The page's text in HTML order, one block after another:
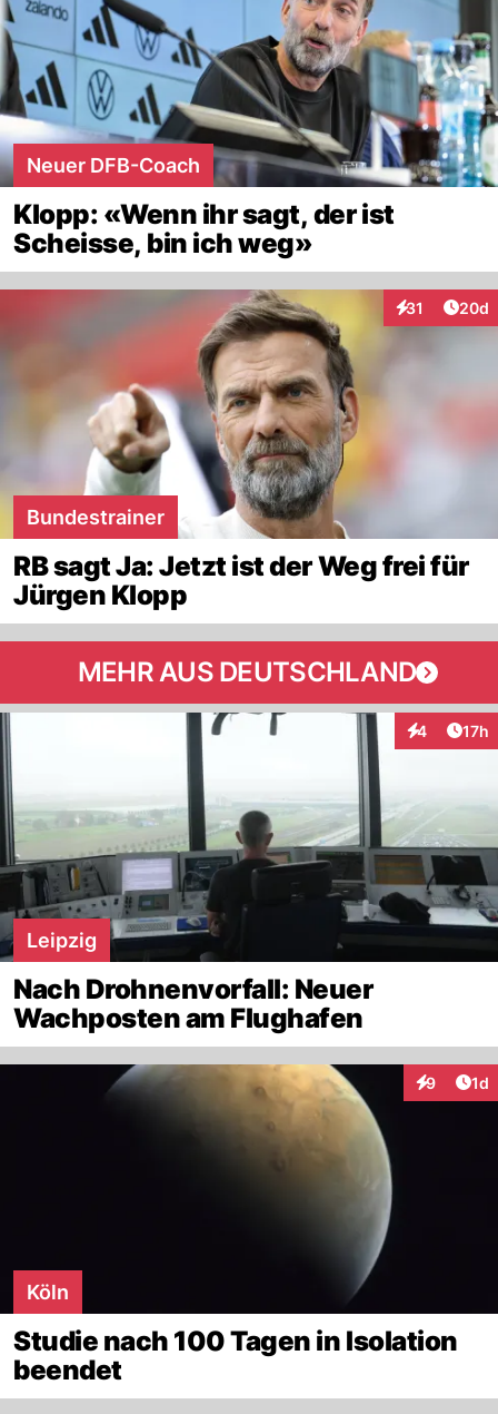
Neuer DFB-Coach
Klopp: «Wenn ihr sagt, der ist
Scheisse, bin ich weg»
31
Interaktionen
20d
Bundestrainer
RB sagt Ja: Jetzt ist der Weg frei für
Jürgen Klopp
MEHR AUS DEUTSCHLAND
4 17h
Leipzig
Nach Drohnenvorfall: Neuer
Wachposten am Flughafen
9 1d
Köln
Studie nach 100 Tagen in Isolation
beendet